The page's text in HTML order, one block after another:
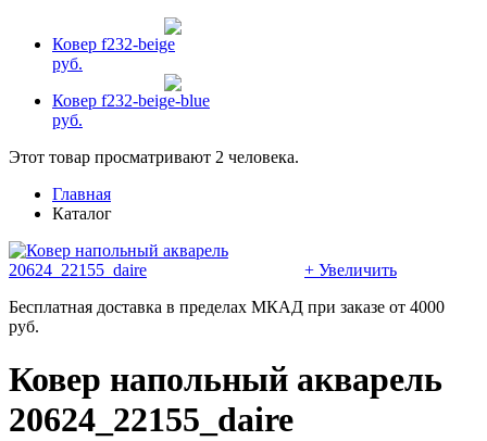
Ковер f232-beige
руб.
Ковер f232-beige-blue
руб.
Этот товар просматривают 2 человека.
Главная
Каталог
+ Увеличить
Бесплатная доставка в пределах МКАД при заказе от 4000
руб.
Ковер напольный акварель
20624_22155_daire